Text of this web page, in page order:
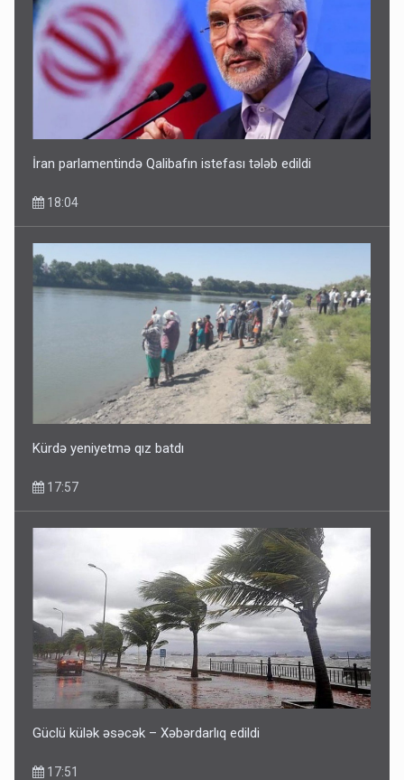
Avtomobil sahiblərinin nəzərinə: Kasko bahalaşır -
SƏBƏBLƏR
Dünyanı idarə edənlər insanlığın başını bu şou ilə qatır
14:22
Fırıldaqçıların yeni silahı: Süni intellekt - Bunları etməzdən
əvvəl diqqətli olun
10:56
İran parlamentində Qalibafın istefası tələb edildi
18:04
Kürdə yeniyetmə qız batdı
17:57
Güclü külək əsəcək – Xəbərdarlıq edildi
17:51